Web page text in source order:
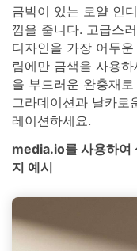
금박이 있는 로얄 인
낌을 줍니다. 고급스
디자인을 가장 어두
림에만 금색을 사용
을 부드러운 완충재
그라데이션과 날카로
레이션하세요.
media.io를 사용하여
지 예시